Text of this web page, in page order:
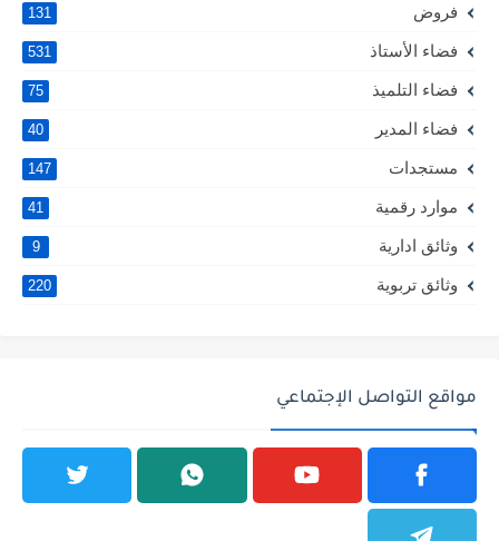
فروض 131
فضاء الأستاذ 531
فضاء التلميذ 75
فضاء المدير 40
مستجدات 147
موارد رقمية 41
وثائق ادارية 9
وثائق تربوية 220
مواقع التواصل الإجتماعي